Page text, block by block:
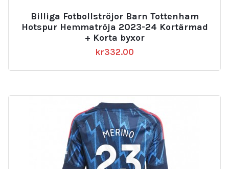
Billiga Fotbollströjor Barn Tottenham
Hotspur Hemmatröja 2023-24 Kortärmad
+ Korta byxor
kr332.00